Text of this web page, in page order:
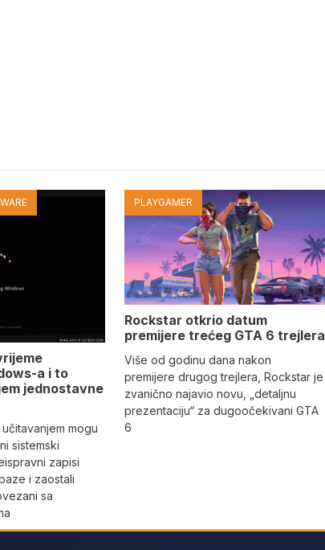
a i to
jednostavne
mogu
sistemski
zapisi
i zaostali
sa
PLAYGAMER
Rockstar otkrio datum
premijere trećeg GTA 6 trejlera
Više od godinu dana nakon
premijere drugog trejlera, Rockstar je
zvanično najavio novu, „detaljnu
prezentaciju“ za dugoočekivani GTA
6